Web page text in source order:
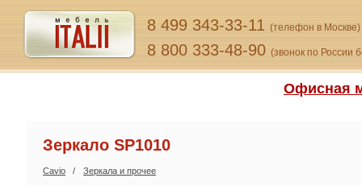
8 499 343-33-11 (телефон в Москве)
8 800 333-48-90 (звонок по России
Офисная
Зеркало SP1010
Cavio Зеркала и прочее